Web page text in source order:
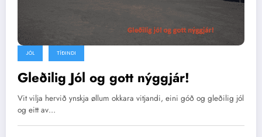
JÓL TÍÐINDI
Gleðilig Jól og gott nýggjár!
Vit vilja hervið ynskja øllum okkara vitjandi, eini góð og gleðilig jól
og eitt av…